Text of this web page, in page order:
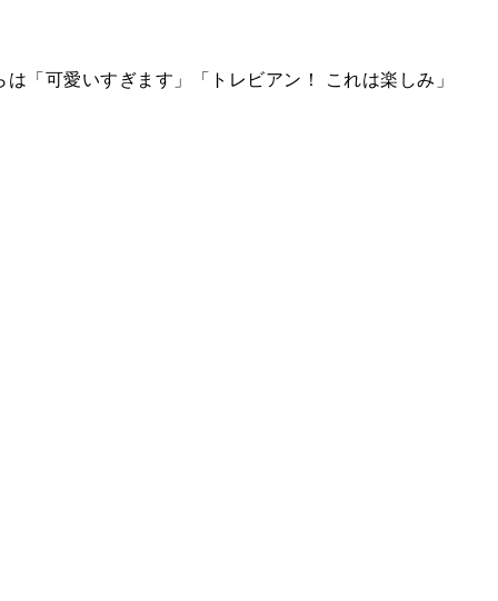
「可愛いすぎます」「トレビアン！ これは楽しみ」